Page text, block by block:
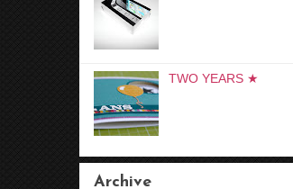
TWO YEARS ★
Archive